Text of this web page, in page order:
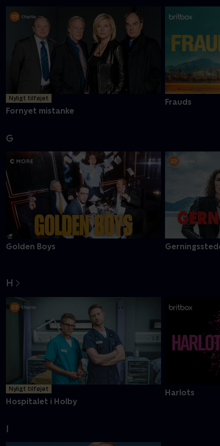
Nyligt tilføjet
Fornyet mistanke
Frauds
G
Golden Boys
H
Nyligt tilføjet
Hospitalet i Holby
Harlots
I